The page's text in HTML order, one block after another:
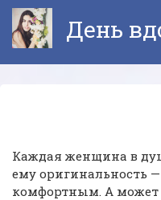
Перейти
контенту
День
Каждая женщина в
ему оригинальность
комфортным. А может